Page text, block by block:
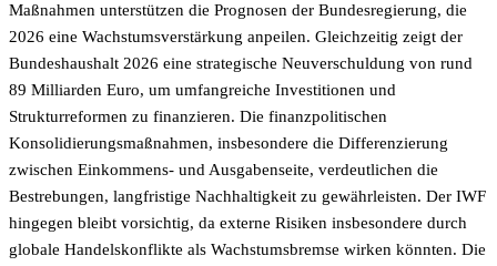
Maßnahmen unterstützen die Prognosen der Bundesregierung, die
2026 eine Wachstumsverstärkung anpeilen. Gleichzeitig zeigt der
Bundeshaushalt 2026 eine strategische Neuverschuldung von rund
89 Milliarden Euro, um umfangreiche Investitionen und
Strukturreformen zu finanzieren. Die finanzpolitischen
Konsolidierungsmaßnahmen, insbesondere die Differenzierung
zwischen Einkommens- und Ausgabenseite, verdeutlichen die
Bestrebungen, langfristige Nachhaltigkeit zu gewährleisten. Der IWF
hingegen bleibt vorsichtig, da externe Risiken insbesondere durch
globale Handelskonflikte als Wachstumsbremse wirken könnten. Die